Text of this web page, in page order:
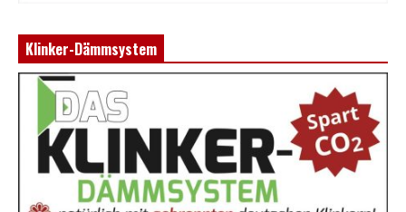
Klinker-Dämmsystem